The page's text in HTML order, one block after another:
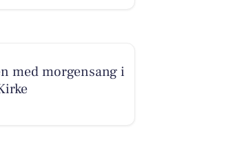
med morgensang i